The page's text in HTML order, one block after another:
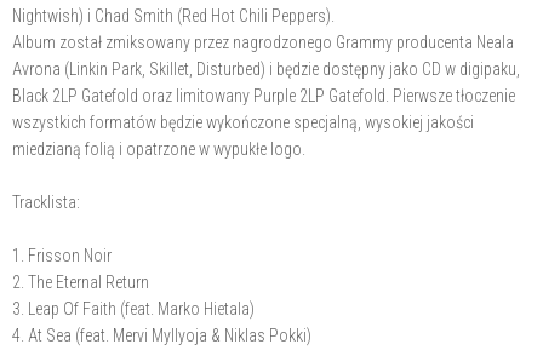
Nightwish) i Chad Smith (Red Hot Chili Peppers).
Album został zmiksowany przez nagrodzonego Grammy producenta Neala
Avrona (Linkin Park, Skillet, Disturbed) i będzie dostępny jako CD w digipaku,
Black 2LP Gatefold oraz limitowany Purple 2LP Gatefold. Pierwsze tłoczenie
wszystkich formatów będzie wykończone specjalną, wysokiej jakości
miedzianą folią i opatrzone w wypukłe logo.
Tracklista:
1. Frisson Noir
2. The Eternal Return
3. Leap Of Faith (feat. Marko Hietala)
4. At Sea (feat. Mervi Myllyoja & Niklas Pokki)